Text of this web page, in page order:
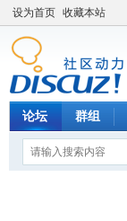
设为首页 收藏本站
论坛 群组